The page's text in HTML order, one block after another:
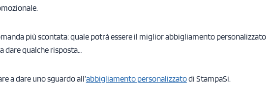
più scontata: quale potrà essere il miglior abbigliamento personalizzato
dare qualche risposta…
a dare uno sguardo all’abbigliamento personalizzatodi StampaSi.